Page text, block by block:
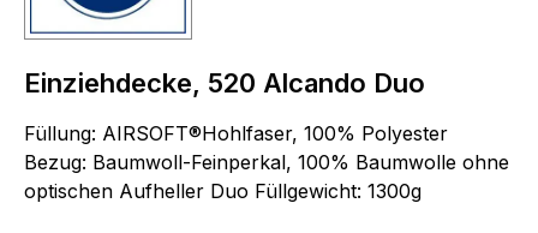
Einziehdecke, 520 Alcando Duo
Füllung: AIRSOFT®Hohlfaser, 100% Polyester
Bezug: Baumwoll-Feinperkal, 100% Baumwolle ohne
optischen Aufheller Duo Füllgewicht: 1300g